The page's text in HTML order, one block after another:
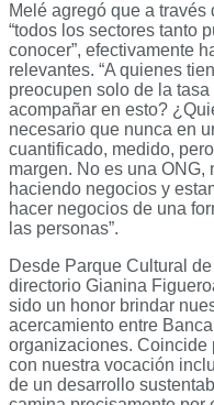
Melé agregó que a
“todos los sectores tanto
conocer”, efectivamente
relevantes. “A quienes
preocupen solo de la
acompañar en esto?
necesario que nunca en
cuantificado, medido,
margen. No es una ONG,
haciendo negocios y
hacer negocios de una
las personas”.
Desde Parque Cultural
directorio Gianina
sido un honor brindar
acercamiento entre
organizaciones. Coincide
con nuestra vocación
de un desarrollo